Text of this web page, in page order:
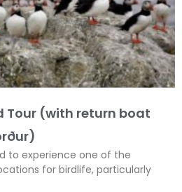
Tour (with return boat
to experience one of the
for birdlife, particularly